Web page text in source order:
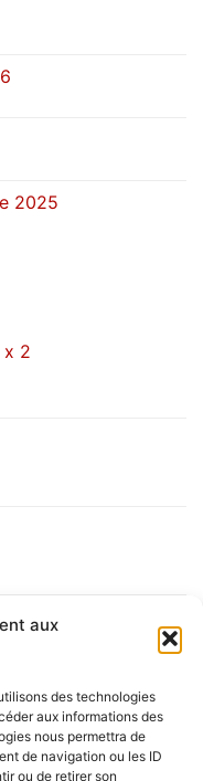
aux
des technologies
aux informations des
nous permettra de
de navigation ou les ID
ou de retirer son
2025
x 2
Pour les pays